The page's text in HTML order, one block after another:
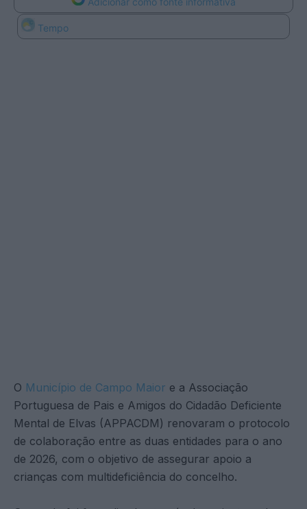
Tempo
O Município de Campo Maior e a Associação
Portuguesa de Pais e Amigos do Cidadão Deficiente
Mental de Elvas (APPACDM) renovaram o protocolo
de colaboração entre as duas entidades para o ano
de 2026, com o objetivo de assegurar apoio a
crianças com multideficiência do concelho.